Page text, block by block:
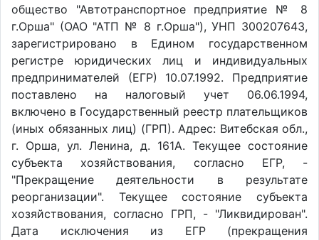
общество "Автотранспортное предприятие № 8
г.Орша" (ОАО "АТП № 8 г.Орша"), УНП 300207643,
зарегистрировано в Едином государственном
регистре юридических лиц и индивидуальных
предпринимателей (ЕГР) 10.07.1992. Предприятие
поставлено на налоговый учет 06.06.1994,
включено в Государственный реестр плательщиков
(иных обязанных лиц) (ГРП). Адрес: Витебская обл.,
г. Орша, ул. Ленина, д. 161А. Текущее состояние
субъекта хозяйствования, согласно ЕГР, -
"Прекращение деятельности в результате
реорганизации". Текущее состояние субъекта
хозяйствования, согласно ГРП, - "Ликвидирован".
Дата исключения из ЕГР (прекращения